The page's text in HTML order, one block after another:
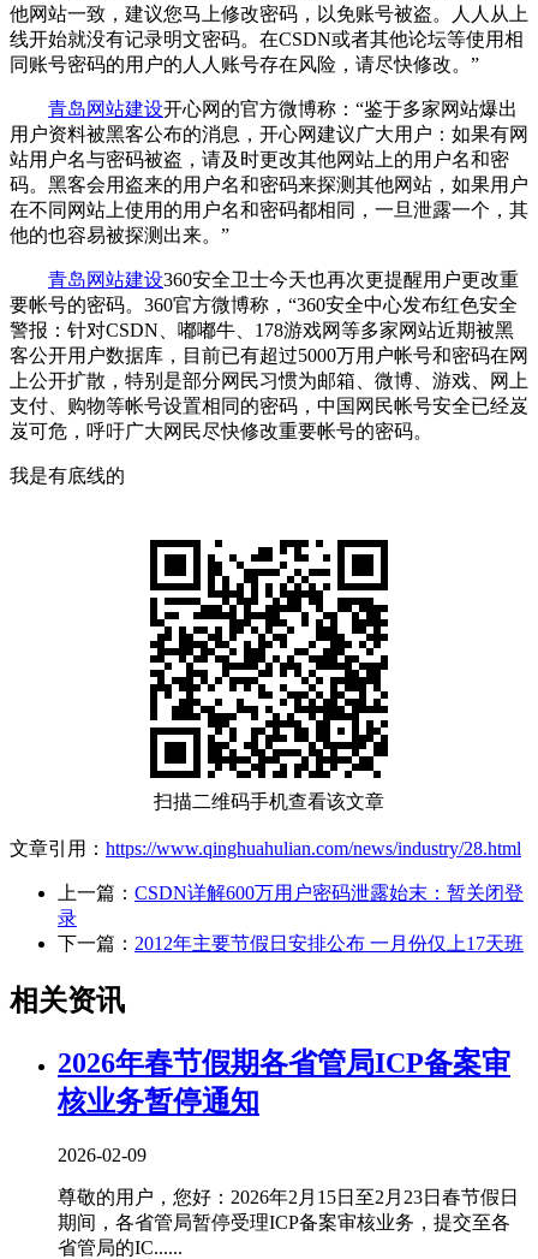
他网站一致，建议您马上修改密码，以免账号被盗。人人从上
线开始就没有记录明文密码。在CSDN或者其他论坛等使用相
同账号密码的用户的人人账号存在风险，请尽快修改。”
青岛网站建设开心网的官方微博称：“鉴于多家网站爆出
用户资料被黑客公布的消息，开心网建议广大用户：如果有网
站用户名与密码被盗，请及时更改其他网站上的用户名和密
码。黑客会用盗来的用户名和密码来探测其他网站，如果用户
在不同网站上使用的用户名和密码都相同，一旦泄露一个，其
他的也容易被探测出来。”
青岛网站建设360安全卫士今天也再次更提醒用户更改重
要帐号的密码。360官方微博称，“360安全中心发布红色安全
警报：针对CSDN、嘟嘟牛、178游戏网等多家网站近期被黑
客公开用户数据库，目前已有超过5000万用户帐号和密码在网
上公开扩散，特别是部分网民习惯为邮箱、微博、游戏、网上
支付、购物等帐号设置相同的密码，中国网民帐号安全已经岌
岌可危，呼吁广大网民尽快修改重要帐号的密码。
我是有底线的
扫描二维码手机查看该文章
文章引用： https://www.qinghuahulian.com/news/industry/28.html
上一篇： CSDN详解600万用户密码泄露始末：暂关闭登
录
下一篇： 2012年主要节假日安排公布 一月份仅上17天班
相关资讯
2026年春节假期各省管局ICP备案审
核业务暂停通知
2026-02-09
尊敬的用户，您好：2026年2月15日至2月23日春节假日
期间，各省管局暂停受理ICP备案审核业务，提交至各
省管局的IC......